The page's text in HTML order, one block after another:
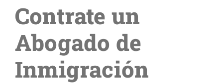
Contrate un
Abogado de
Inmigración